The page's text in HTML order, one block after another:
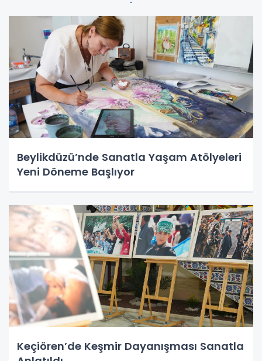
Beylikdüzü’nde Sanatla Yaşam Atölyeleri
Yeni Döneme Başlıyor
Keçiören’de Keşmir Dayanışması Sanatla